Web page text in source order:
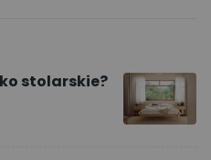
stolarskie?